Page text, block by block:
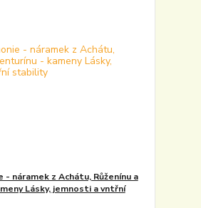
- náramek z Achátu, Růženínu a
Lásky, jemnosti a vntřní